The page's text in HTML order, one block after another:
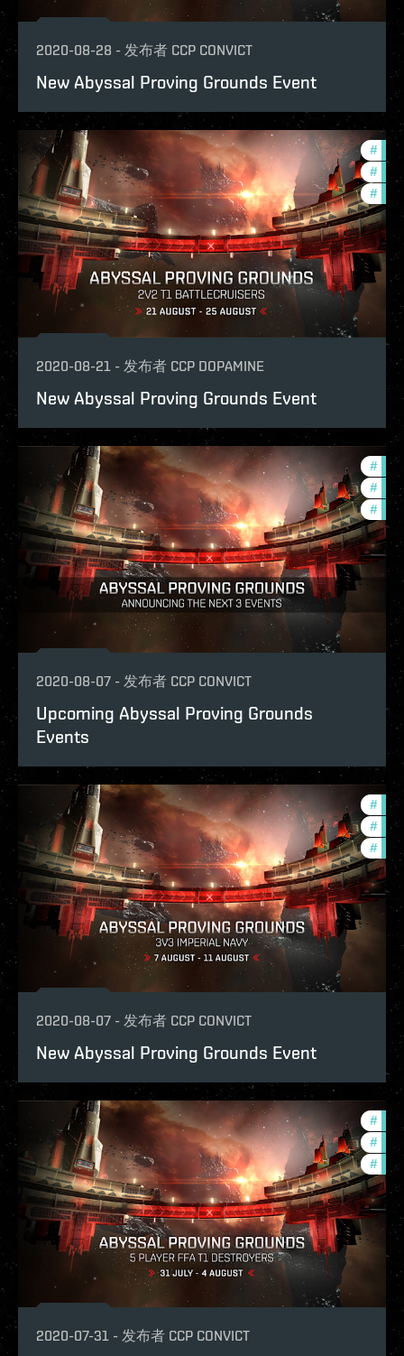
2020-08-28 - 发布者 CCP CONVICT
New Abyssal Proving Grounds Event
#
#
#
2020-08-21 - 发布者 CCP DOPAMINE
New Abyssal Proving Grounds Event
# pvp
# in-
#
2020-08-07 - 发布者 CCP CONVICT
Upcoming Abyssal Proving Grounds
Events
# in-
# pvp
#
2020-08-07 - 发布者 CCP CONVICT
New Abyssal Proving Grounds Event
# pvp
#
#
2020-07-31 - 发布者 CCP CONVICT